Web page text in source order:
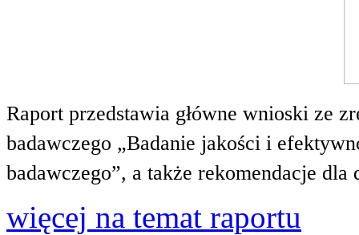
Raport przedstawia główne wnioski ze
badawczego „Badanie jakości i
badawczego”, a także rekomendacje
więcej na temat raportu